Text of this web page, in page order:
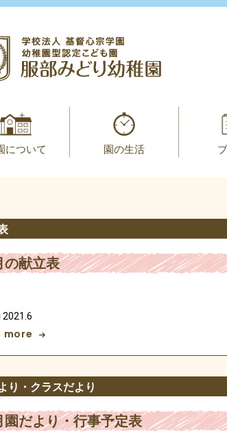
について 園の生活
の献立表
2021.6
more
り・クラスだより
だより・行事予定表